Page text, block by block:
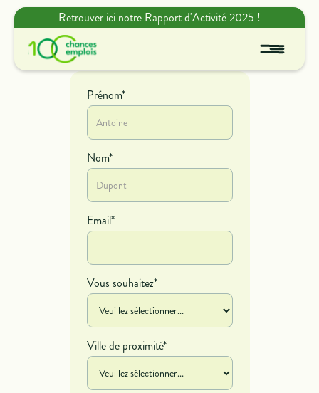
Retrouver ici notre Rapport d'Activité 2025 !
Prénom*
Nom*
Email*
Vous souhaitez*
Ville de proximité*